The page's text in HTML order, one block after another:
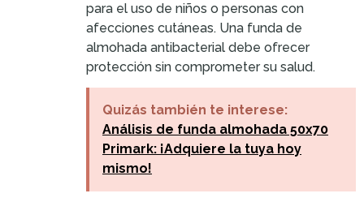
para el uso de niños o personas con
afecciones cutáneas. Una funda de
almohada antibacterial debe ofrecer
protección sin comprometer su salud.
Quizás también te interese:
Análisis de funda almohada 50x70
Primark: ¡Adquiere la tuya hoy
mismo!